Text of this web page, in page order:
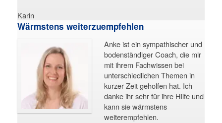
Karin
Wärmstens weiterzuempfehlen
Anke ist ein sympathischer und
bodenständiger Coach, die mir
mit ihrem Fachwissen bei
unterschiedlichen Themen in
kurzer Zeit geholfen hat. Ich
danke ihr sehr für ihre Hilfe und
kann sie wärmstens
weiterempfehlen.